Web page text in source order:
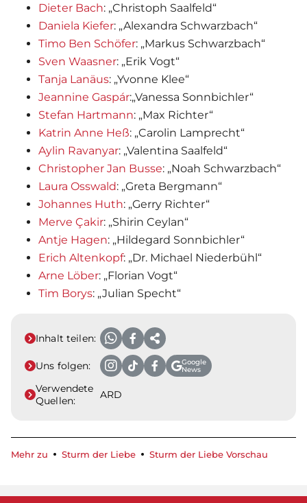
Dieter Bach: „Christoph Saalfeld“
Daniela Kiefer: „Alexandra Schwarzbach“
Timo Ben Schöfer: „Markus Schwarzbach“
Sven Waasner: „Erik Vogt“
Tanja Lanäus: „Yvonne Klee“
Jeannine Gaspár:„Vanessa Sonnbichler“
Stefan Hartmann: „Max Richter“
Katrin Anne Heß: „Carolin Lamprecht“
Aylin Ravanyar: „Valentina Saalfeld“
Christopher Jan Busse: „Noah Schwarzbach“
Laura Osswald: „Greta Bergmann“
Johannes Huth: „Gerry Richter“
Merve Çakir: „Shirin Ceylan“
Antje Hagen: „Hildegard Sonnbichler“
Erich Altenkopf: „Dr. Michael Niederbühl“
Arne Löber: „Florian Vogt“
Tim Borys: „Julian Specht“
Inhalt teilen:
Uns folgen:
Google
News
Verwendete
Quellen:
ARD
Mehr zu Sturm der Liebe Sturm der Liebe Vorschau